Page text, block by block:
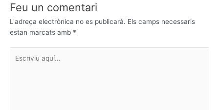
Feu un comentari
L'adreça electrònica no es publicarà. Els camps necessaris
estan marcats amb *
aquí…